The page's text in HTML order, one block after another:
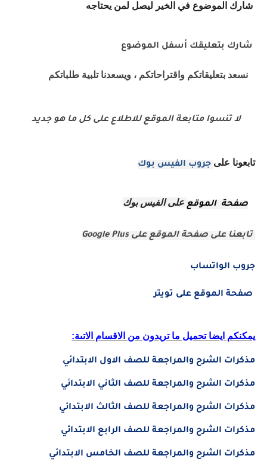
شارك الموضوع في الخير ليصل لمن يحتاجه
شارك بتعليقك أسفل الموضوع
نسعد بتعليقاتكم واقتراحاتكم ، ويسعدنا تلبية طلباتكم
لا تنسوا متابعة الموقع للاطلاع على كل ما هو جديد
تابعونا على جروب الفيس بوك
صفحة الموقع على الفيس بوك
تابعنا على صفحة الموقع على Google Plus
جروب الواتساب
صفحة الموقع على تويتر
يمكنكم ايضا تحميل ما تريدون من الاقسام الاتىة:
مذكرات الشرح والمراجعة للصف الاول الابتدائي
مذكرات الشرح والمراجعة للصف الثاني الابتدائي
مذكرات الشرح والمراجعة للصف الثالث الابتدائي
مذكرات الشرح والمراجعة للصف الرابع الابتدائي
مذكرات الشرح والمراجعة للصف الخامس الابتدائي